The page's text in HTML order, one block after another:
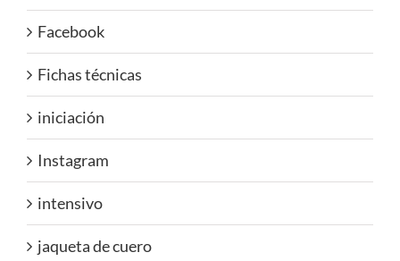
Facebook
Fichas técnicas
iniciación
Instagram
intensivo
jaqueta de cuero